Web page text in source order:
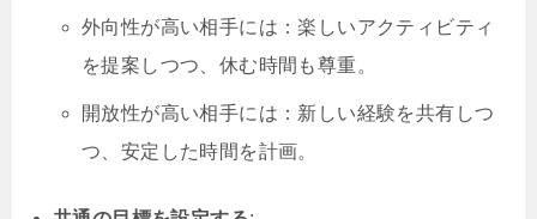
外向性が高い相手には：楽しいアクティビティ
を提案しつつ、休む時間も尊重。
開放性が高い相手には：新しい経験を共有しつ
つ、安定した時間を計画。